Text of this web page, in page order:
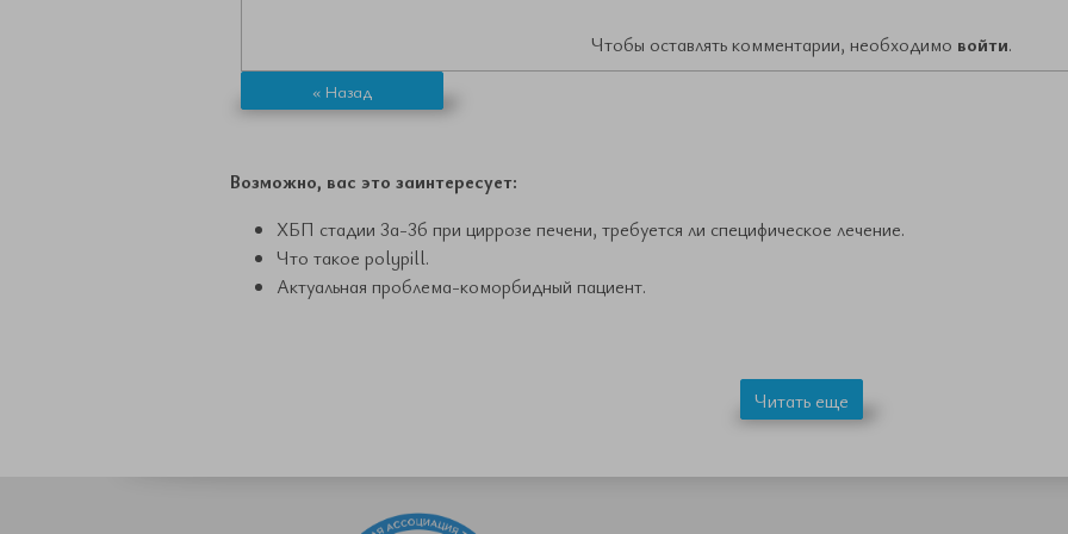
Чтобы оставлять комментарии, необходимо войти.
« Назад
Возможно, вас это заинтересует:
ХБП стадии 3а-3б при циррозе печени, требуется ли специфическое лечение.
Что такое polypill.
Актуальная проблема-коморбидный пациент.
Читать еще